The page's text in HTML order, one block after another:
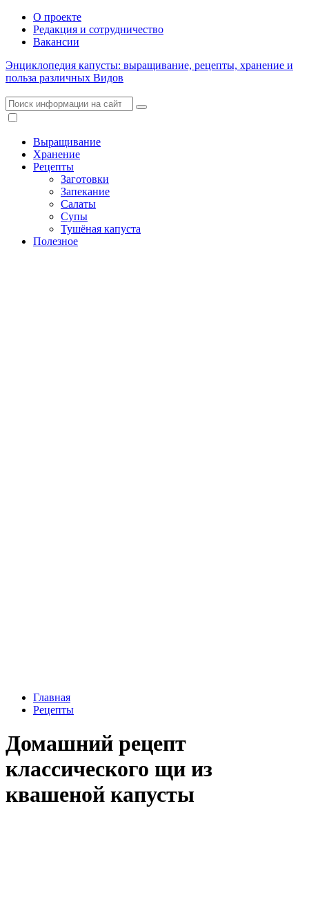
О проекте
Редакция и сотрудничество
Вакансии
Энциклопедия капусты: выращивание, рецепты, хранение и
польза различных Видов
Выращивание
Хранение
Рецепты
Заготовки
Запекание
Салаты
Супы
Тушёная капуста
Полезное
Главная
Рецепты
Домашний рецепт
классического щи из
квашеной капусты